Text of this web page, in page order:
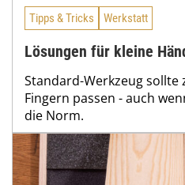
Tipps & Tricks Werkstatt
Lösungen für kleine
Standard-Werkzeug sollte
Fingern passen - auch
die Norm.